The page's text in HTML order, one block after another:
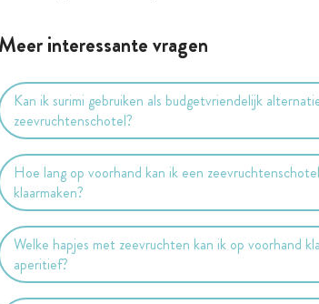
Meer interessante vragen
Kan ik surimi gebruiken als budgetvriendelijk
zeevruchtenschotel?
Hoe lang op voorhand kan ik een
klaarmaken?
Welke hapjes met zeevruchten kan ik op voorhand
aperitief?